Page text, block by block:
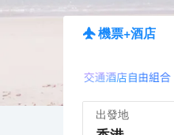
機票+酒店
出發地